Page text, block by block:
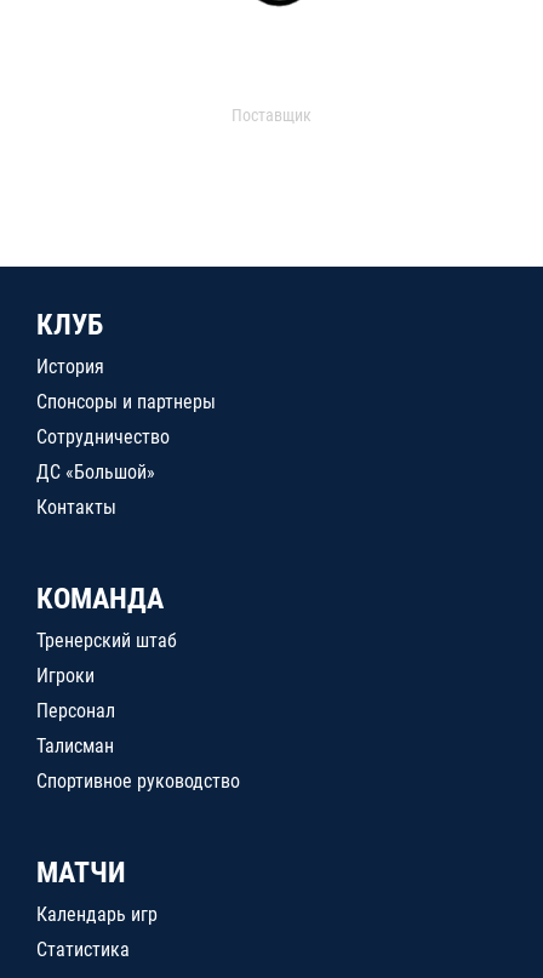
Поставщик
КЛУБ
История
Спонсоры и партнеры
Сотрудничество
ДС «Большой»
Контакты
КОМАНДА
Тренерский штаб
Игроки
Персонал
Талисман
Спортивное руководство
МАТЧИ
Календарь игр
Статистика